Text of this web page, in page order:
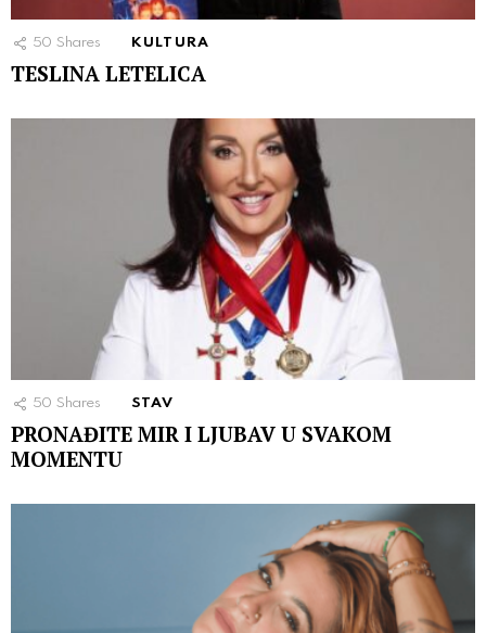
50 Shares KULTURA
TESLINA LETELICA
50 Shares STAV
PRONAĐITE MIR I LJUBAV U SVAKOM
MOMENTU